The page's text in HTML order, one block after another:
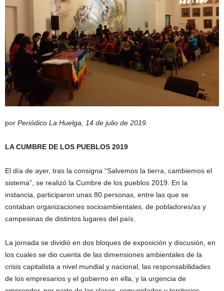
por Periódico La Huelga, 14 de julio de 2019.
LA CUMBRE DE LOS PUEBLOS 2019
El día de ayer, tras la consigna “Salvemos la tierra, cambiemos el
sistema”, se realizó la Cumbre de los pueblos 2019. En la
instancia, participaron unas 80 personas, entre las que se
contaban organizaciones socioambientales, de pobladores/as y
campesinas de distintos lugares del país.
La jornada se dividió en dos bloques de exposición y discusión, en
los cuales se dio cuenta de las dimensiones ambientales de la
crisis capitalista a nivel mundial y nacional, las responsabilidades
de los empresarios y el gobierno en ella, y la urgencia de